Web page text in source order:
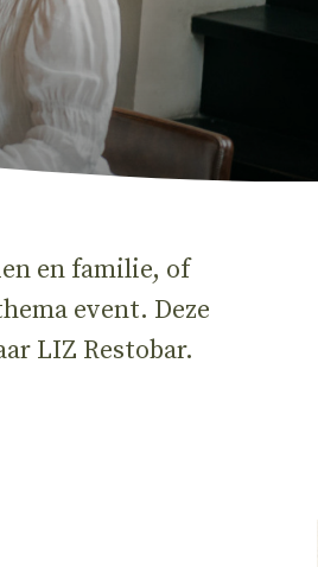
en familie, of
event. Deze
LIZ Restobar.